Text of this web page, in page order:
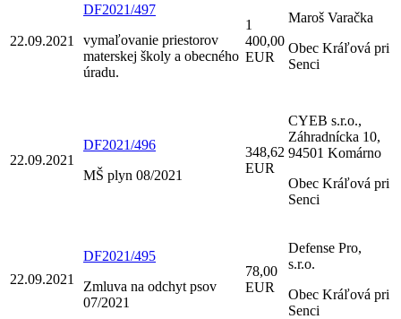
22.09.2021
DF2021/497
vymaľovanie priestorov
materskej školy a obecného
úradu.
1
400,00
EUR
Maroš Varačka
Obec Kráľová pri
Senci
22.09.2021
DF2021/496
MŠ plyn 08/2021
348,62
EUR
CYEB s.r.o.,
Záhradnícka 10,
94501 Komárno
Obec Kráľová pri
Senci
22.09.2021
DF2021/495
Zmluva na odchyt psov
07/2021
78,00
EUR
Defense Pro,
s.r.o.
Obec Kráľová pri
Senci